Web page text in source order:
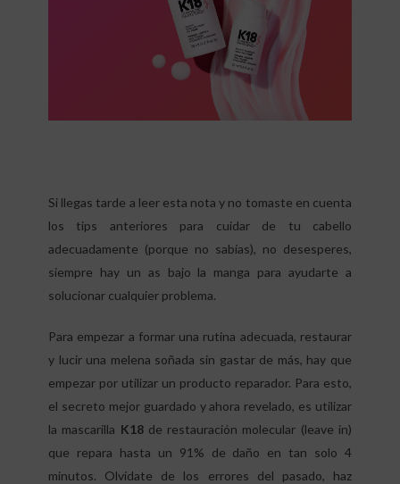
Si llegas tarde a leer esta nota y no tomaste en cuenta
los tips anteriores para cuidar de tu cabello
adecuadamente (porque no sabías), no desesperes,
siempre hay un as bajo la manga para ayudarte a
solucionar cualquier problema.
Para empezar a formar una rutina adecuada, restaurar
y lucir una melena soñada sin gastar de más, hay que
empezar por utilizar un producto reparador. Para esto,
el secreto mejor guardado y ahora revelado, es utilizar
la mascarilla K18de restauración molecular (leave in)
que repara hasta un 91% de daño en tan solo 4
minutos. Olvídate de los errores del pasado, haz